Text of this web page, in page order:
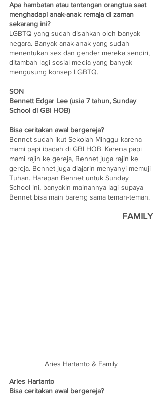
Apa hambatan atau tantangan orangtua saat
menghadapi anak-anak remaja di zaman
sekarang ini?
LGBTQ yang sudah disahkan oleh banyak
negara. Banyak anak-anak yang sudah
menentukan sex dan gender mereka sendiri,
ditambah lagi sosial media yang banyak
mengusung konsep LGBTQ.
SON
Bennett Edgar Lee (usia 7 tahun, Sunday
School di GBI HOB)
Bisa ceritakan awal bergereja?
Bennet sudah ikut Sekolah Minggu karena
mami papi ibadah di GBI HOB. Karena papi
mami rajin ke gereja, Bennet juga rajin ke
gereja. Bennet juga diajarin menyanyi memuji
Tuhan. Harapan Bennet untuk Sunday
School ini, banyakin mainannya lagi supaya
Bennet bisa main bareng sama teman-teman.
FAMILY
Aries Hartanto & Family
Aries Hartanto
Bisa ceritakan awal bergereja?